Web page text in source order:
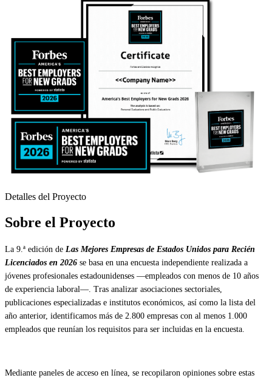
Detalles del Proyecto
Sobre el Proyecto
La 9.ª edición de Las Mejores Empresas de Estados Unidos para Recién
Licenciados en 2026 se basa en una encuesta independiente realizada a
jóvenes profesionales estadounidenses —empleados con menos de 10 años
de experiencia laboral—. Tras analizar asociaciones sectoriales,
publicaciones especializadas e institutos económicos, así como la lista del
año anterior, identificamos más de 2.800 empresas con al menos 1.000
empleados que reunían los requisitos para ser incluidas en la encuesta.
Mediante paneles de acceso en línea, se recopilaron opiniones sobre estas